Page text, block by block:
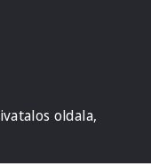
oldala,